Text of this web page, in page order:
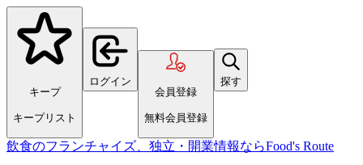
キープ
キープリスト
ログイン
会員登録
無料会員登録
探す
飲食のフランチャイズ、独立・開業情報ならFood's Route